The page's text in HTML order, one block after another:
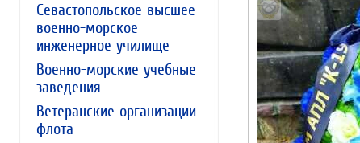
Севастопольское высшее
военно-морское
инженерное училище
Военно-морские учебные
заведения
Ветеранские организации
флота